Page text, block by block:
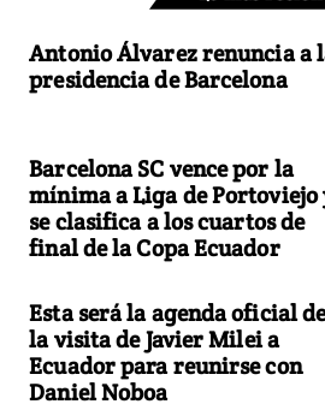
Antonio Álvarez renuncia a
presidencia de Barcelona
Barcelona SC vence por la
mínima a Liga de Portoviejo
se clasifica a los cuartos de
final de la Copa Ecuador
Esta será la agenda oficial
la visita de Javier Milei a
Ecuador para reunirse con
Daniel Noboa